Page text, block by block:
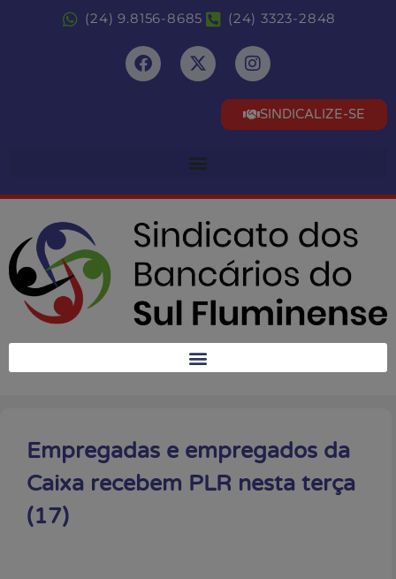
(24) 9.8156-8685 (24) 3323-2848
SINDICALIZE-SE
Empregadas e empregados da
Caixa recebem PLR nesta terça
(17)